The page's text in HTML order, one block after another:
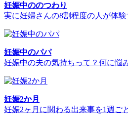
妊娠中ののつわり
実に妊婦さんの8割程度の人が体
妊娠中のパパ
妊娠中の夫の気持ちって？何に悩
妊娠2か月
妊娠2ヶ月に関わる出来事を1週ご